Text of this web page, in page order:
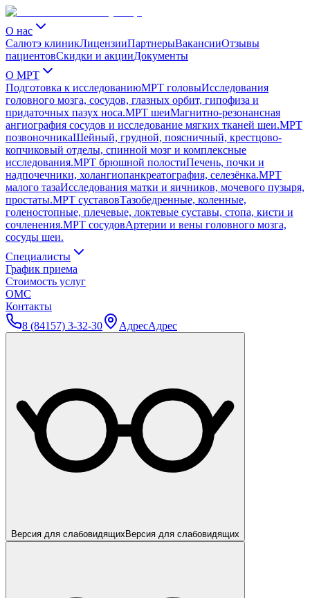
О нас
Салютэ клиникЛицензииПартнерыВакансииОтзывы
пациентовСкидки и акцииДокументы
О МРТ
Подготовка к исследованиюМРТ головыИсследования
головного мозга, сосудов, глазных орбит, гипофиза и
придаточных пазух носа.МРТ шеиМагнитно-резонансная
ангиография сосудов и исследование мягких тканей шеи.МРТ
позвоночникаШейный, грудной, поясничный, крестцово-
копчиковый отделы, спинной мозг и комплексные
исследования.МРТ брюшной полостиПечень, почки и
надпочечники, холангиопанкреатография, селезёнка.МРТ
малого тазаИсследования матки и яичников, мочевого пузыря,
простаты.МРТ суставовТазобедренные, коленные,
голеностопные, плечевые, локтевые суставы, стопа, кисти и
сочленения.МРТ сосудовАртерии и вены головного мозга,
сосуды шеи.
Специалисты
График приема
Стоимость услуг
ОМС
Контакты
8 (84157) 3-32-30
АдресАдрес
Версия для слабовидящих Версия для слабовидящих